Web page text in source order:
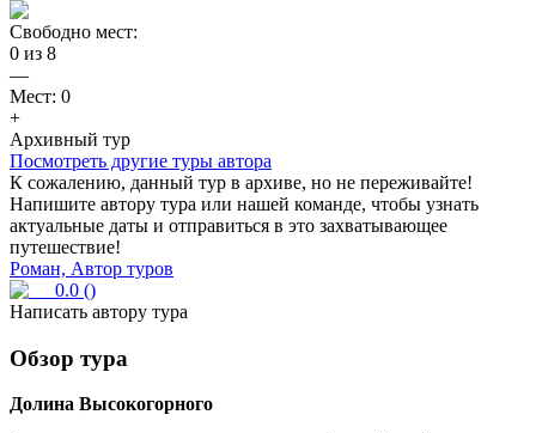
Свободно мест:
0 из 8
—
Мест: 0
+
Архивный тур
Посмотреть другие туры автора
К сожалению, данный тур в архиве, но не переживайте!
Напишите автору тура или нашей команде, чтобы узнать
актуальные даты и отправиться в это захватывающее
путешествие!
Роман, Автор туров
0.0 ()
Написать автору тура
Обзор тура
Долина Высокогорного